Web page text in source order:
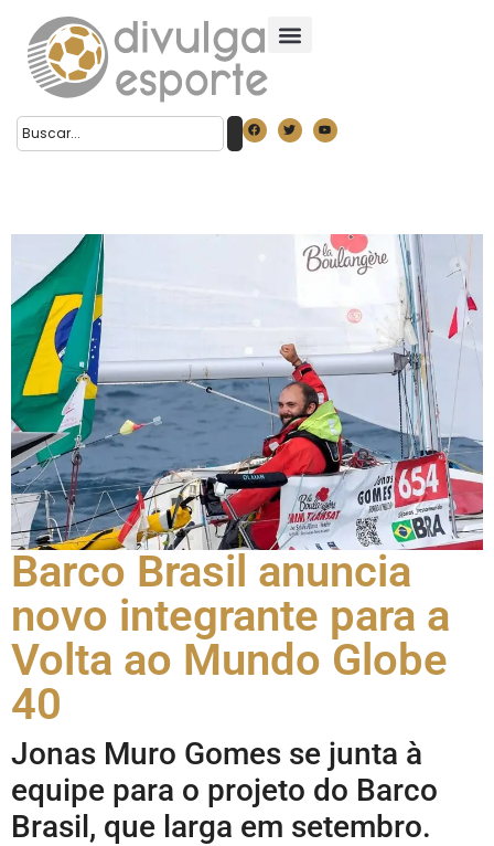
Barco Brasil anuncia
novo integrante para a
Volta ao Mundo Globe
40
Jonas Muro Gomes se junta à
equipe para o projeto do Barco
Brasil, que larga em setembro.